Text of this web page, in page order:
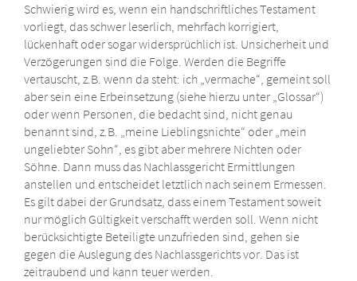
Schwierig wird es, wenn ein handschriftliches Testament
vorliegt, das schwer leserlich, mehrfach korrigiert,
lückenhaft oder sogar widersprüchlich ist. Unsicherheit und
Verzögerungen sind die Folge. Werden die Begriffe
vertauscht, z.B. wenn da steht: ich „vermache“, gemeint soll
aber sein eine Erbeinsetzung (siehe hierzu unter „Glossar“)
oder wenn Personen, die bedacht sind, nicht genau
benannt sind, z.B. „meine Lieblingsnichte“ oder „mein
ungeliebter Sohn“, es gibt aber mehrere Nichten oder
Söhne. Dann muss das Nachlassgericht Ermittlungen
anstellen und entscheidet letztlich nach seinem Ermessen.
Es gilt dabei der Grundsatz, dass einem Testament soweit
nur möglich Gültigkeit verschafft werden soll. Wenn nicht
berücksichtigte Beteiligte unzufrieden sind, gehen sie
gegen die Auslegung des Nachlassgerichts vor. Das ist
zeitraubend und kann teuer werden.